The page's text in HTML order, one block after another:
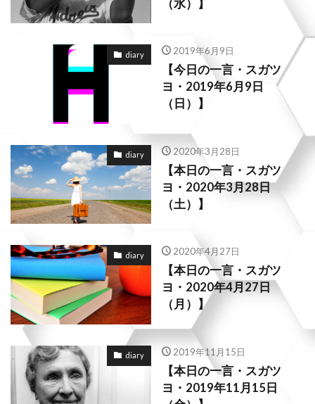
（水）】
diary 2019年6月9日
【今日の一言・スガツ
ヨ・2019年6月9日
（日）】
diary 2020年3月28日
【本日の一言・スガツ
ヨ・2020年3月28日
（土）】
diary 2020年4月27日
【本日の一言・スガツ
ヨ・2020年4月27日
（月）】
diary 2019年11月15日
【本日の一言・スガツ
ヨ・2019年11月15日